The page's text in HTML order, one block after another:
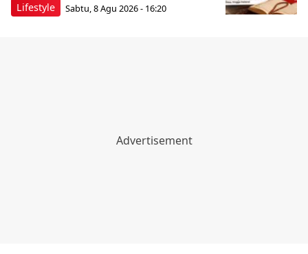
Lifestyle Sabtu, 8 Agu 2026 - 16:20